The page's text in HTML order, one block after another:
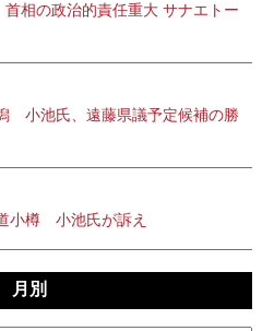
相の政治的責任重大 サナエトー
小池氏、遠藤県議予定候補の勝
小樽 小池氏が訴え
月別